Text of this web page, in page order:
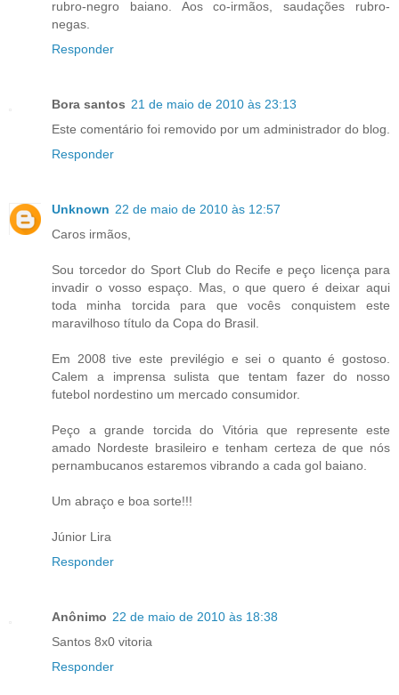
rubro-negro baiano. Aos co-irmãos, saudações rubro-
negas.
Responder
Bora santos 21 de maio de 2010 às 23:13
Este comentário foi removido por um administrador do blog.
Responder
Unknown 22 de maio de 2010 às 12:57
Caros irmãos,
Sou torcedor do Sport Club do Recife e peço licença para
invadir o vosso espaço. Mas, o que quero é deixar aqui
toda minha torcida para que vocês conquistem este
maravilhoso título da Copa do Brasil.
Em 2008 tive este previlégio e sei o quanto é gostoso.
Calem a imprensa sulista que tentam fazer do nosso
futebol nordestino um mercado consumidor.
Peço a grande torcida do Vitória que represente este
amado Nordeste brasileiro e tenham certeza de que nós
pernambucanos estaremos vibrando a cada gol baiano.
Um abraço e boa sorte!!!
Júnior Lira
Responder
Anônimo 22 de maio de 2010 às 18:38
Santos 8x0 vitoria
Responder